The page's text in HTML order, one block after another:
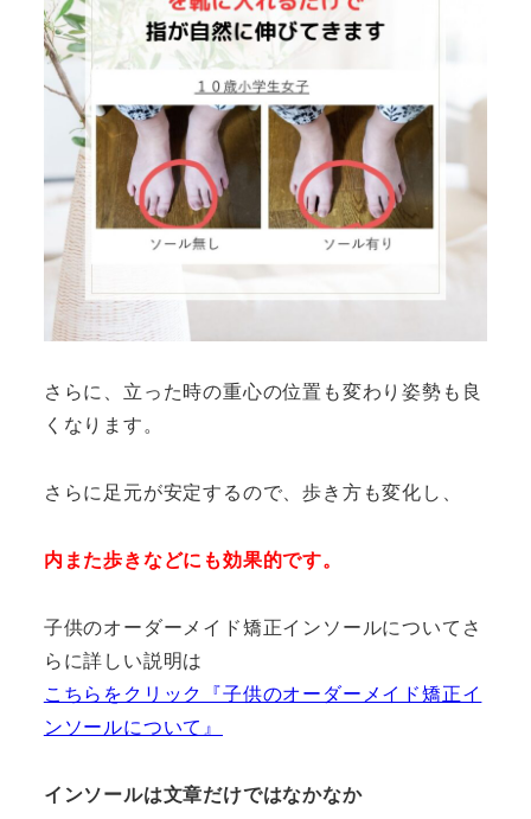
さらに、立った時の重心の位置も変わり姿勢も良
くなります。
さらに足元が安定するので、歩き方も変化し、
内また歩きなどにも効果的です。
子供のオーダーメイド矯正インソールについてさ
らに詳しい説明は
こちらをクリック『子供のオーダーメイド矯正イ
ンソールについて』
インソールは文章だけではなかなか